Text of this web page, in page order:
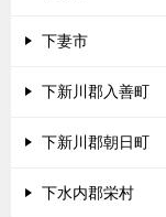
下妻市
下新川郡入善町
下新川郡朝日町
下水内郡栄村